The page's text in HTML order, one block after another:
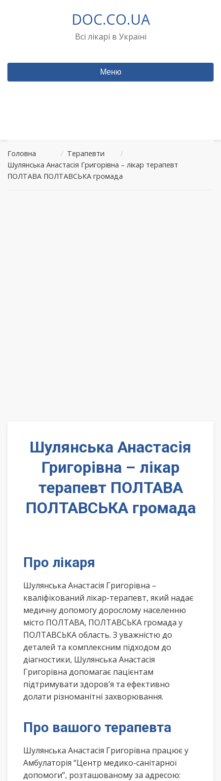
DOC.CO.UA
Всі лікарі в Україні
Меню
Головна / Терапевти
/
Шулянська Анастасія Григорівна – лікар терапевт
ПОЛТАВА ПОЛТАВСЬКА громада
Шулянська Анастасія
Григорівна – лікар
терапевт ПОЛТАВА
ПОЛТАВСЬКА громада
Про лікаря
Шулянська Анастасія Григорівна –
кваліфікований лікар-терапевт, який надає
медичну допомогу дорослому населенню
місто ПОЛТАВА, ПОЛТАВСЬКА громада у
ПОЛТАВСЬКА область. З уважністю до
деталей та комплексним підходом до
діагностики, Шулянська Анастасія
Григорівна допомагає пацієнтам
підтримувати здоров’я та ефективно
долати різноманітні захворювання.
Про вашого терапевта
Шулянська Анастасія Григорівна працює у
Амбулаторія “Центр медико-санітарної
допомоги”, розташованому за адресою: